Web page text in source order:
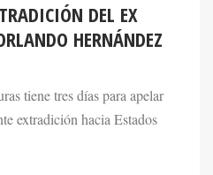
DEL EX
HERNÁNDEZ
tiene tres días para apelar
extradición hacia Estados